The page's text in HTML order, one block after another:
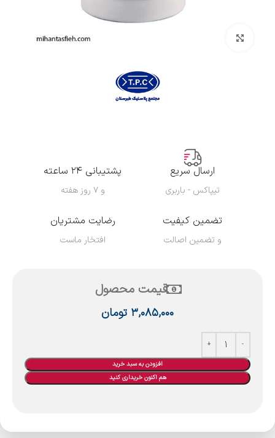
بزرگنمایی تصویر
ارسال سریع
تیپاکس - باربری
پشتیبانی ۲۴ ساعته
و ۷ روز هفته
تضمین کیفیت
و تضمین اصالت
رضایت مشتریان
افتخار ماست
قیمت محصول
۳,۰۸۵,۰۰۰ تومان
افزودن به سبد خرید
هم اکنون خریداری کنید